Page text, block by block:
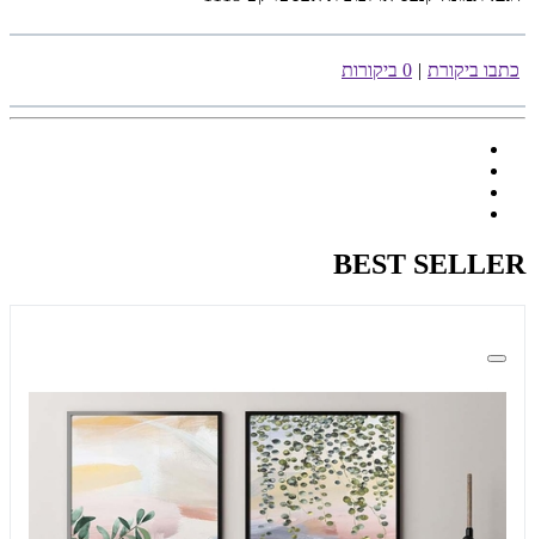
כתבו ביקורת | 0 ביקורות
BEST SELLER